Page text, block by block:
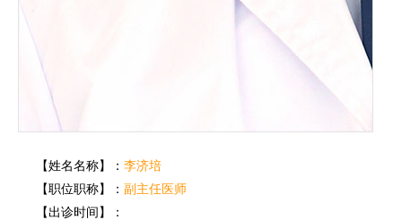
【姓名名称】： 李济培
【职位职称】： 副主任医师
【出诊时间】：